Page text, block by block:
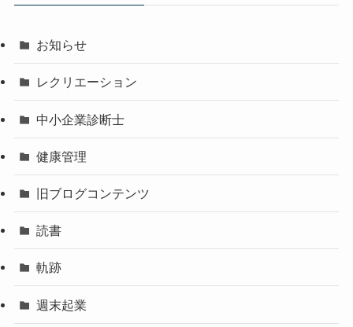
お知らせ
レクリエーション
中小企業診断士
健康管理
旧ブログコンテンツ
読書
軌跡
週末起業